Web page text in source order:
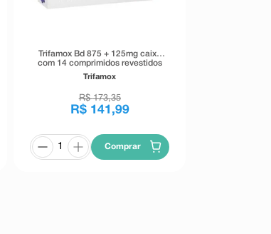
Trifamox Bd 875 + 125mg caixa
com 14 comprimidos revestidos
Trifamox
R$ 173,35
R$ 141 ,99
Comprar